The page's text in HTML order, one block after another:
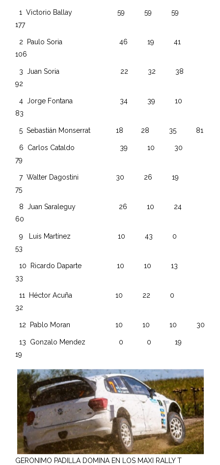
1 Victorio Ballay 59 59 59
177
2 Paulo Soria 46 19 41
106
3 Juan Soria 22 32 38
92
4 Jorge Fontana 34 39 10
83
5 Sebastián Monserrat 18 28 35 81
6 Carlos Cataldo 39 10 30
79
7 Walter Dagostini 30 26 19
75
8 Juan Saraleguy 26 10 24
60
9 Luis Martínez 10 43 0
53
10 Ricardo Daparte 10 10 13
33
11 Héctor Acuña 10 22 0
32
12 Pablo Moran 10 10 10 30
13 Gonzalo Mendez 0 0 19
19
GERONIMO PADILLA DOMINA EN LOS MAXI RALLY T